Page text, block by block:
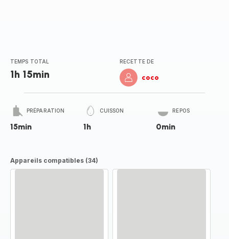
TEMPS TOTAL
1h 15min
RECETTE DE
coco
PRÉPARATION
15min
CUISSON
1h
REPOS
0min
Appareils compatibles (34)